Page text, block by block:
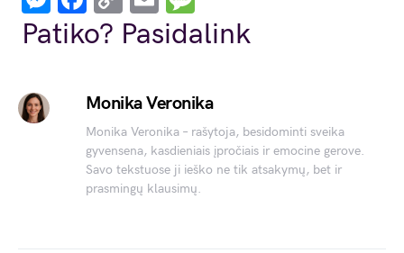
Link
Patiko? Pasidalink
Monika Veronika
Monika Veronika – rašytoja, besidominti sveika
gyvensena, kasdieniais įpročiais ir emocine gerove.
Savo tekstuose ji ieško ne tik atsakymų, bet ir
prasmingų klausimų.